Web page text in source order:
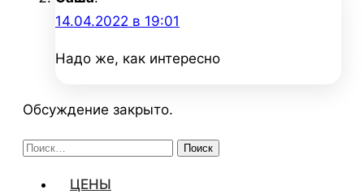
14.04.2022 в 19:01
Надо же, как интересно
Обсуждение закрыто.
Найти:
ЦЕНЫ